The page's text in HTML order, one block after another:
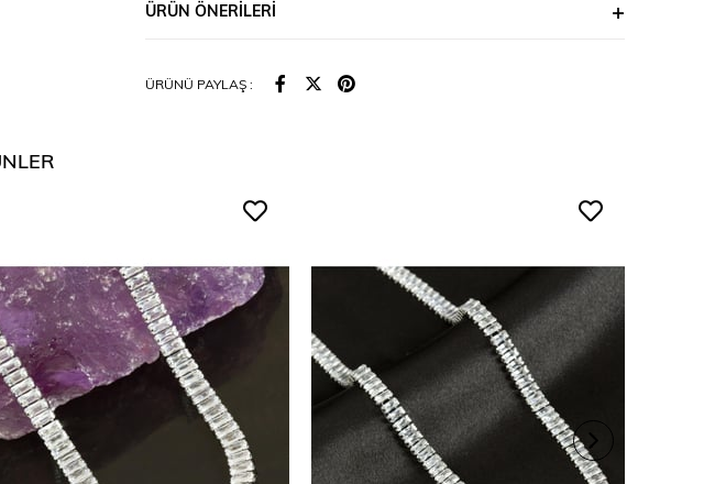
ÜRÜN ÖNERILERI
ÜRÜNÜ PAYLAŞ :